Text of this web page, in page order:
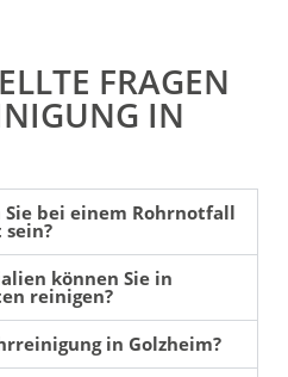
FRAGEN
IN
bei einem Rohrnotfall
können Sie in
reinigen?
in Golzheim?